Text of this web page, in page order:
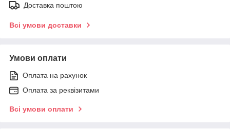
Доставка поштою
Всі умови доставки
Умови оплати
Оплата на рахунок
Оплата за реквізитами
Всі умови оплати